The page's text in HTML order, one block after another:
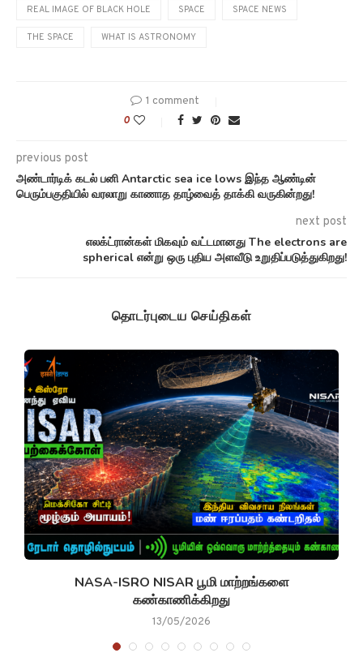
REAL IMAGE OF BLACK HOLE SPACE SPACE NEWS
THE SPACE WHAT IS ASTRONOMY
1 comment
0
previous post
அண்டார்டிக் கடல் பனி Antarctic sea ice lows இந்த ஆண்டின்
பெரும்பகுதியில் வரலாறு காணாத தாழ்வைத் தாக்கி வருகின்றது!
next post
எலக்ட்ரான்கள் மிகவும் வட்டமானது The electrons are
spherical என்று ஒரு புதிய அளவீடு உறுதிப்படுத்துகிறது!
தொடர்புடைய செய்திகள்
NASA-ISRO NISAR பூமி மாற்றங்களை
கண்காணிக்கிறது
13/05/2026